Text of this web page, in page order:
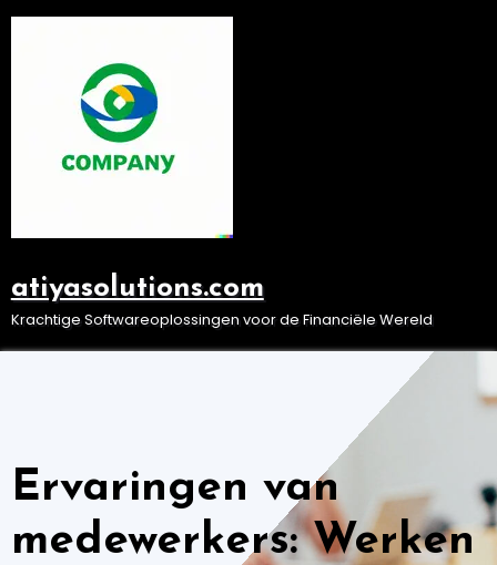
Ga
atiyasolutions.com
Krachtige Softwareoplossingen voor de Financiële Wereld
Ervaringen van
medewerkers: Werken